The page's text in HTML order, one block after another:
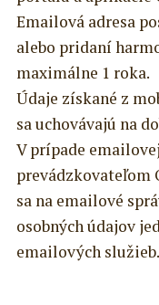
Emailová adresa
alebo pridaní
maximálne 1 roka.
Údaje získané z
sa uchovávajú na
V prípade
prevádzkovateľom
sa na emailové
osobných údajov
emailových služieb.